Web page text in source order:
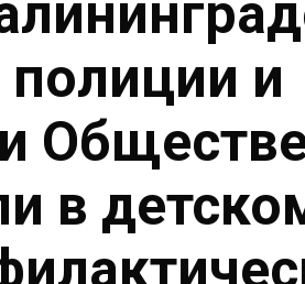
полиции и
в